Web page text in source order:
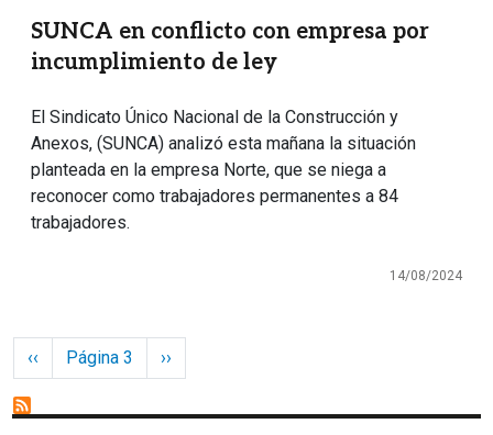
SUNCA en conflicto con empresa por
incumplimiento de ley
El Sindicato Único Nacional de la Construcción y
Anexos, (SUNCA) analizó esta mañana la situación
planteada en la empresa Norte, que se niega a
reconocer como trabajadores permanentes a 84
trabajadores.
14/08/2024
Paginación
Página anterior
‹‹ Página 3 Siguiente página
››